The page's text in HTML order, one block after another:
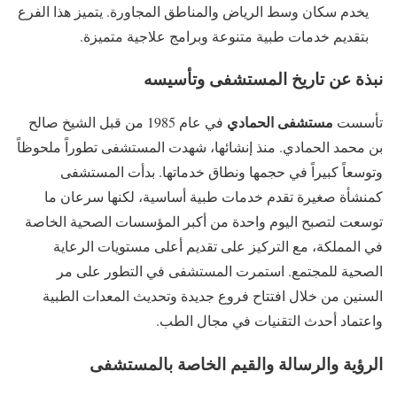
يخدم سكان وسط الرياض والمناطق المجاورة. يتميز هذا الفرع
بتقديم خدمات طبية متنوعة وبرامج علاجية متميزة.
نبذة عن تاريخ المستشفى وتأسيسه
تأسست مستشفى الحمادي
في عام 1985 من قبل الشيخ صالح
بن محمد الحمادي. منذ إنشائها، شهدت المستشفى تطوراً ملحوظاً
وتوسعاً كبيراً في حجمها ونطاق خدماتها. بدأت المستشفى
كمنشأة صغيرة تقدم خدمات طبية أساسية، لكنها سرعان ما
توسعت لتصبح اليوم واحدة من أكبر المؤسسات الصحية الخاصة
في المملكة، مع التركيز على تقديم أعلى مستويات الرعاية
الصحية للمجتمع. استمرت المستشفى في التطور على مر
السنين من خلال افتتاح فروع جديدة وتحديث المعدات الطبية
واعتماد أحدث التقنيات في مجال الطب.
الرؤية والرسالة والقيم الخاصة بالمستشفى